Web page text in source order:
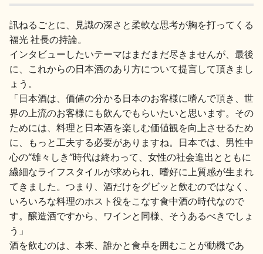
訊ねるごとに、見識の深さと柔軟な思考が胸を打ってくる
福光 社長の持論。
インタビューしたいテーマはまだまだ尽きませんが、最後
に、これからの日本酒のあり方について提言して頂きまし
ょう。
「日本酒は、価値の分かる日本のお客様に嗜んで頂き、世
界の上流のお客様にも飲んでもらいたいと思います。その
ためには、料理と日本酒を楽しむ価値観を向上させるため
に、もっと工夫する必要がありますね。日本では、男性中
心の“雄々しき”時代は終わって、女性の社会進出とともに
繊細なライフスタイルが求められ、嗜好に上質感が生まれ
てきました。つまり、酒だけをグビッと飲むのではなく、
いろいろな料理のホスト役をこなす食中酒の時代なので
す。醸造酒ですから、ワインと同様、そうあるべきでしょ
う」
酒を飲むのは、本来、誰かと食卓を囲むことが動機であ